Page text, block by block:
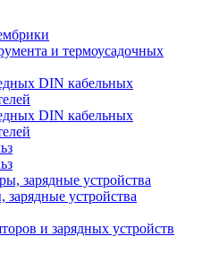
и термоусадочных
DIN кабельных
DIN кабельных
зарядные устройства
и зарядных устройств